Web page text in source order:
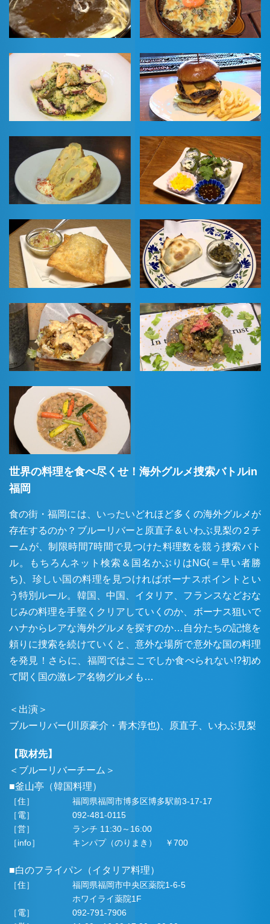
世界の料理を食べ尽くせ！海外グルメ捜索バトルin
福岡
食の街・福岡には、いったいどれほど多くの海外グルメが
存在するのか？ブルーリバーと原直子＆いわぶ見梨の２チ
ームが、制限時間7時間で見つけた料理数を競う捜索バト
ル。もちろんネット検索＆国名かぶりはNG(＝早い者勝
ち)、珍しい国の料理を見つければボーナスポイントとい
う特別ルール。韓国、中国、イタリア、フランスなどおな
じみの料理を手堅くクリアしていくのか、ボーナス狙いで
ハナからレアな海外グルメを探すのか…自分たちの記憶を
頼りに捜索を続けていくと、意外な場所で意外な国の料理
を発見！さらに、福岡ではここでしか食べられない!?初め
て聞く国の激レア名物グルメも…
＜出演＞
ブルーリバー(川原豪介・青木淳也)、原直子、いわぶ見梨
【取材先】
＜ブルーリバーチーム＞
■釜山亭（韓国料理）
［住］
福岡県福岡市博多区博多駅前3-17-17
［電］
092-481-0115
［営］
ランチ 11:30～16:00
［info］
キンパプ（のりまき） ￥700
■白のフライパン（イタリア料理）
［住］
福岡県福岡市中央区薬院1-6-5
ホワイライ薬院1F
［電］
092-791-7906